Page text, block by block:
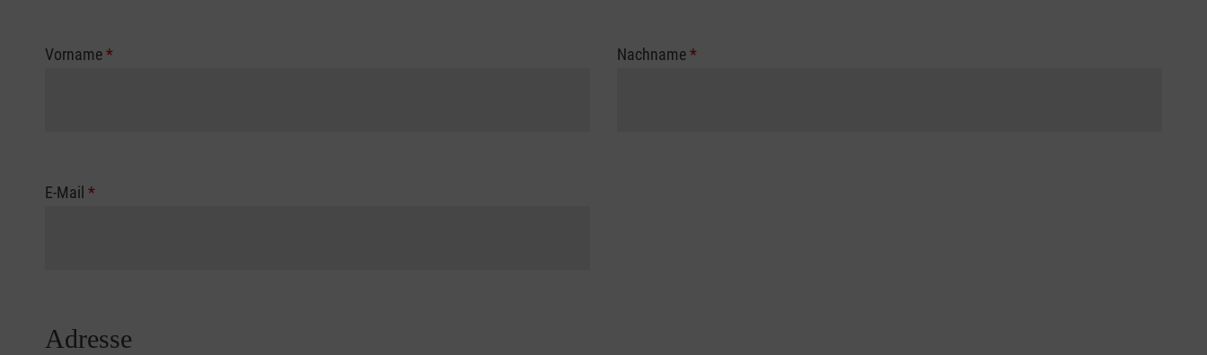
Vorname* Nachname*
E-Mail *
Adresse